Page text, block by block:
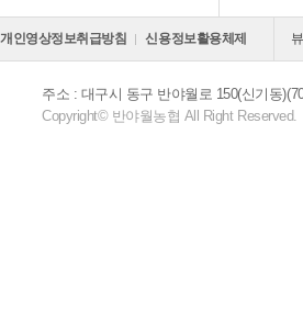
개인영상정보취급방침 신용정보활용체제
주소 : 대구시 동구 반야월로 150(신기동
Copyright© 반야월농협 All Right Reserved.